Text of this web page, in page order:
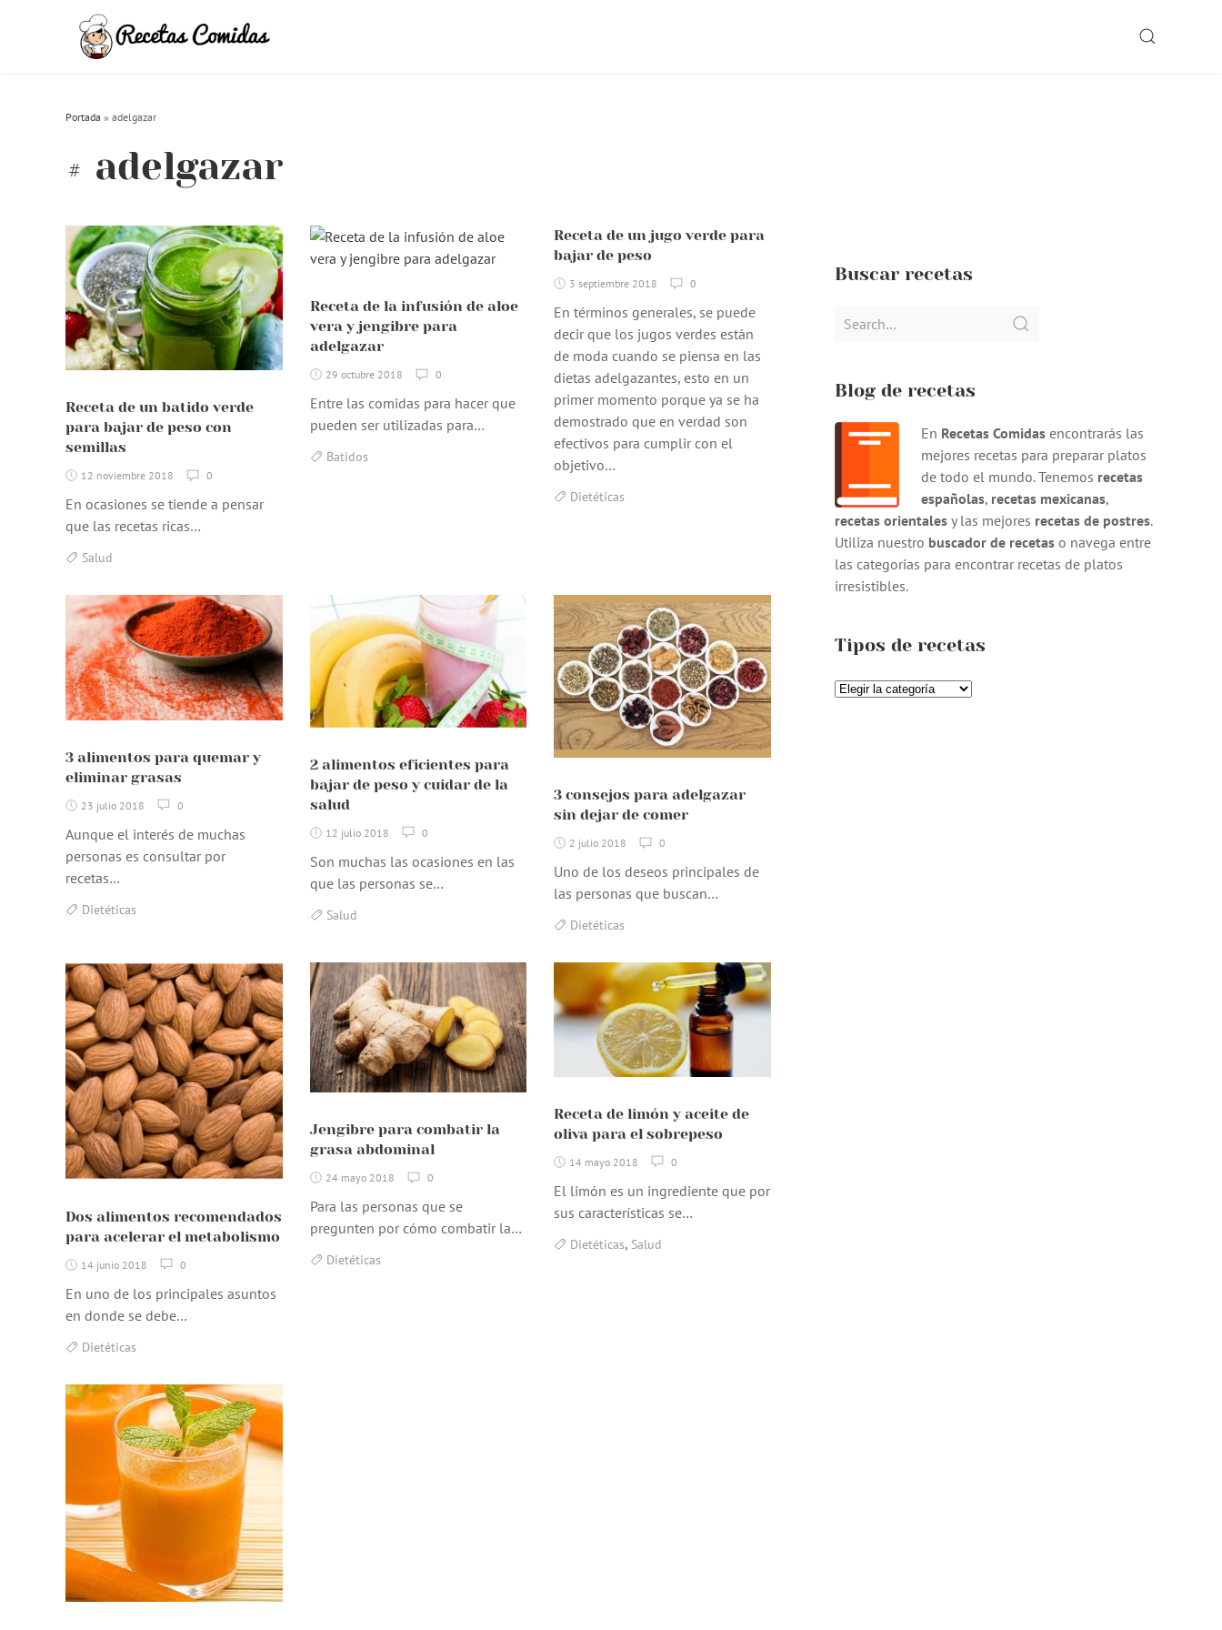
SEARCH
Portada » adelgazar
adelgazar
Receta de un batido verde
para bajar de peso con
semillas
12 noviembre 2018 0
En ocasiones se tiende a pensar
que las recetas ricas…
Salud
Receta de la infusión de aloe
vera y jengibre para
adelgazar
29 octubre 2018 0
Entre las comidas para hacer que
pueden ser utilizadas para…
Batidos
Receta de un jugo verde para
bajar de peso
3 septiembre 2018 0
En términos generales, se puede
decir que los jugos verdes están
de moda cuando se piensa en las
dietas adelgazantes, esto en un
primer momento porque ya se ha
demostrado que en verdad son
efectivos para cumplir con el
objetivo…
Dietéticas
3 alimentos para quemar y
eliminar grasas
23 julio 2018 0
Aunque el interés de muchas
personas es consultar por
recetas…
Dietéticas
2 alimentos eficientes para
bajar de peso y cuidar de la
salud
12 julio 2018 0
Son muchas las ocasiones en las
que las personas se…
Salud
3 consejos para adelgazar
sin dejar de comer
2 julio 2018 0
Uno de los deseos principales de
las personas que buscan…
Dietéticas
Dos alimentos recomendados
para acelerar el metabolismo
14 junio 2018 0
En uno de los principales asuntos
en donde se debe…
Dietéticas
Jengibre para combatir la
grasa abdominal
24 mayo 2018 0
Para las personas que se
pregunten por cómo combatir la…
Dietéticas
Receta de limón y aceite de
oliva para el sobrepeso
14 mayo 2018 0
El limón es un ingrediente que por
sus características se…
Dietéticas, Salud
Buscar recetas
Search
Blog de recetas
En Recetas Comidas encontrarás las
mejores recetas para preparar platos
de todo el mundo. Tenemos recetas
españolas, recetas mexicanas,
recetas orientales y las mejores recetas de postres.
Utiliza nuestro buscador de recetas o navega entre
las categorias para encontrar recetas de platos
irresistibles.
Tipos de recetas
Tipos